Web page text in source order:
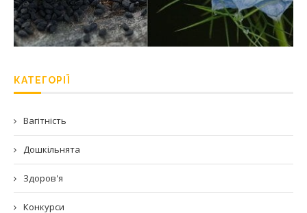
КАТЕГОРІЇ
Вагітність
Дошкільнята
Здоров'я
Конкурси